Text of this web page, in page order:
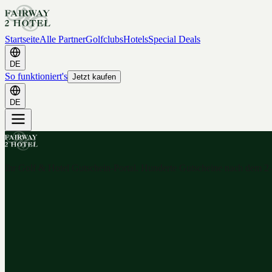
StartseiteAlle PartnerGolfclubsHotelsSpecial Deals
DE
So funktioniert's Jetzt kaufen
DE